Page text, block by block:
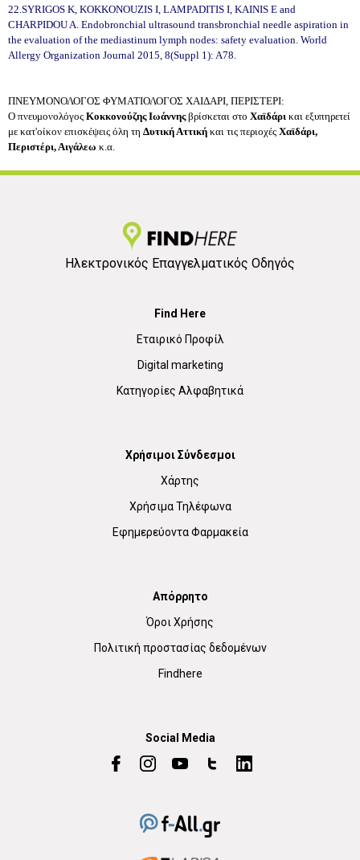
22.SYRIGOS K, KOKKONOUZIS I, LAMPADITIS I, KAINIS E and
CHARPIDOU A. Endobronchial ultrasound transbronchial needle aspiration in
the evaluation of the mediastinum lymph nodes: safety evaluation. World
Allergy Organization Journal 2015, 8(Suppl 1): A78.
ΠΝΕΥΜΟΝΟΛΟΓΟΣ ΦΥΜΑΤΙΟΛΟΓΟΣ ΧΑΙΔΑΡΙ, ΠΕΡΙΣΤΕΡΙ:
Ο πνευμονολόγος Κοκκονούζης Ιωάννηςβρίσκεται στο Χαϊδάρι και εξυπηρετεί
με κατ'οίκον επισκέψεις όλη τη Δυτική Αττική και τις περιοχές Χαϊδάρι,
Περιστέρι, Αιγάλεω κ.α.
Ηλεκτρονικός Επαγγελματικός Οδηγός
Find Here
Εταιρικό Προφίλ
Digital marketing
Κατηγορίες Αλφαβητικά
Χρήσιμοι Σύνδεσμοι
Χάρτης
Χρήσιμα Τηλέφωνα
Εφημερεύοντα Φαρμακεία
Απόρρητο
Όροι Χρήσης
Πολιτική προστασίας δεδομένων
Findhere
Social Media